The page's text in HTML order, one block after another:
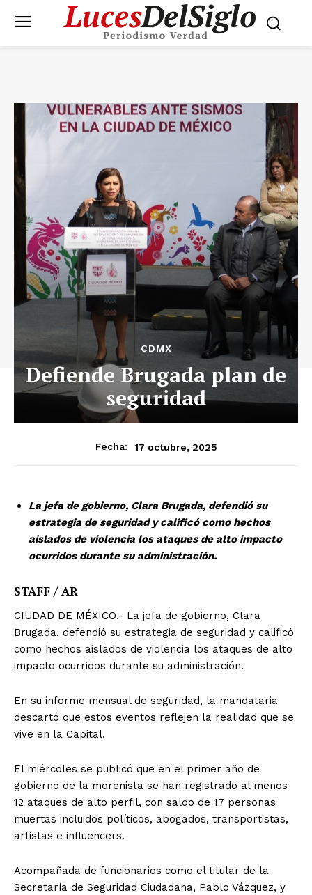
CDMX
Defiende Brugada plan de
seguridad
Fecha: 17 octubre, 2025
La jefa de gobierno, Clara Brugada, defendió su
estrategia de seguridad y calificó como hechos
aislados de violencia los ataques de alto impacto
ocurridos durante su administración.
STAFF / AR
CIUDAD DE MÉXICO.- La jefa de gobierno, Clara
Brugada, defendió su estrategia de seguridad y calificó
como hechos aislados de violencia los ataques de alto
impacto ocurridos durante su administración.
En su informe mensual de seguridad, la mandataria
descartó que estos eventos reflejen la realidad que se
vive en la Capital.
El miércoles se publicó que en el primer año de
gobierno de la morenista se han registrado al menos
12 ataques de alto perfil, con saldo de 17 personas
muertas incluidos políticos, abogados, transportistas,
artistas e influencers.
Acompañada de funcionarios como el titular de la
Secretaría de Seguridad Ciudadana, Pablo Vázquez, y